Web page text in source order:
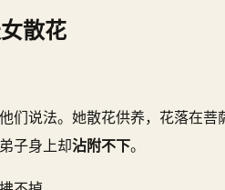
散花
们说法。她散花供养，花落在菩
子身上却沾附不下。